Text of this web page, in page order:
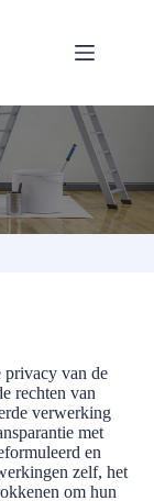
privacy van de
rechten van
verwerking
met
en
zelf, het
om hun